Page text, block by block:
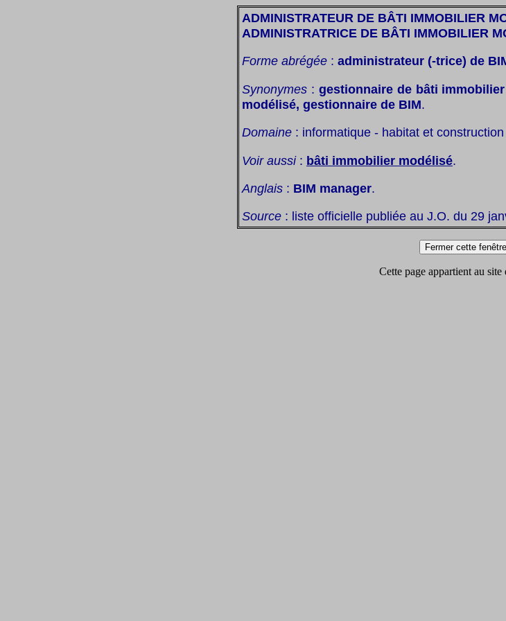
ADMINISTRATEUR DE BÂTI IMMOBILIER
ADMINISTRATRICE DE BÂTI IMMOBILIER
Forme abrégée : administrateur (-trice) de
Synonymes : gestionnaire de bâti
modélisé, gestionnaire de BIM.
Domaine : informatique - habitat et
Voir aussi: bâti immobilier modélisé.
Anglais : BIM manager.
Source : liste officielle publiée au J.O. du 29
Cette page appartient au site